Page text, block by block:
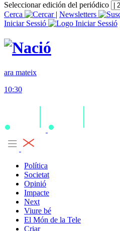
Seleccionar edición del periódico
Cerca
| Newsletters
Iniciar Sessió
ara mateix
10:30
Política
Societat
Opinió
Impacte
Next
Viure bé
El Món de la Tele
Criar